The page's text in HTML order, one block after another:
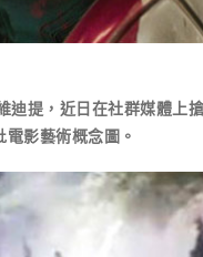
迪提，近日在社群媒體上
影藝術概念圖。